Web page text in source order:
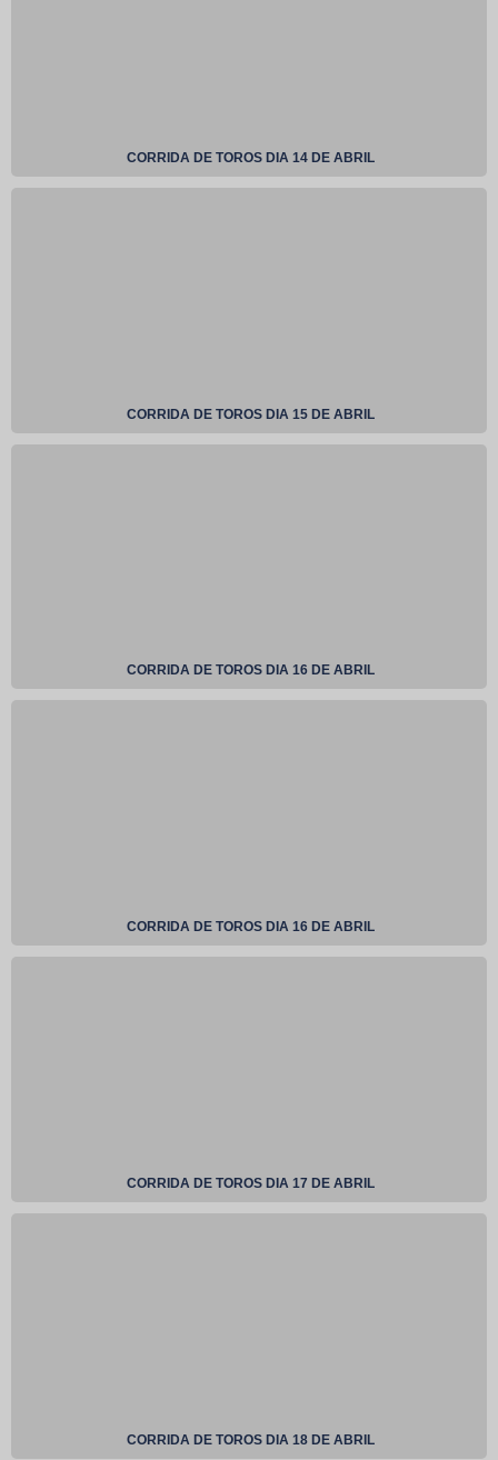
CORRIDA DE TOROS DIA 14 DE ABRIL
CORRIDA DE TOROS DIA 15 DE ABRIL
CORRIDA DE TOROS DIA 16 DE ABRIL
CORRIDA DE TOROS DIA 16 DE ABRIL
CORRIDA DE TOROS DIA 17 DE ABRIL
CORRIDA DE TOROS DIA 18 DE ABRIL